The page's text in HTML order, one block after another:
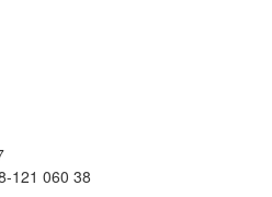
121 060 38